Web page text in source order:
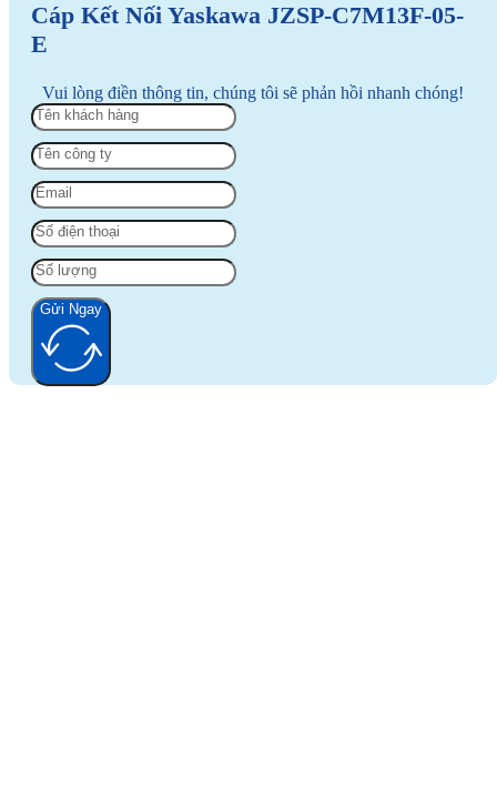
Cáp Kết Nối Yaskawa JZSP-C7M13F-05-
E
Vui lòng điền thông tin, chúng tôi sẽ phản hồi nhanh chóng!
Gửi Ngay